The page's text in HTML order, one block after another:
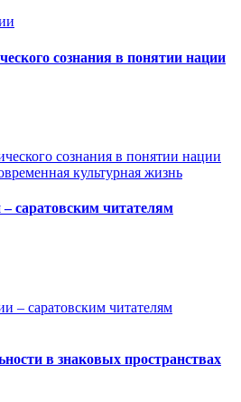
сознания в понятии нации
культурная жизнь
саратовским читателям
в знаковых пространствах